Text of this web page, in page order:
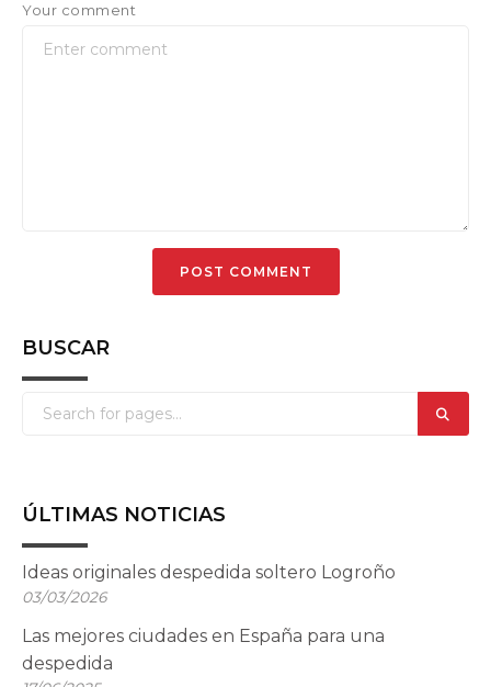
Your comment
BUSCAR
ÚLTIMAS NOTICIAS
Ideas originales despedida soltero Logroño
03/03/2026
Las mejores ciudades en España para una
despedida